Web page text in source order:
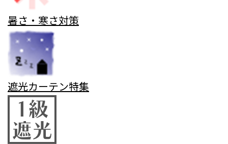
暑さ・寒さ対策
遮光カーテン特集